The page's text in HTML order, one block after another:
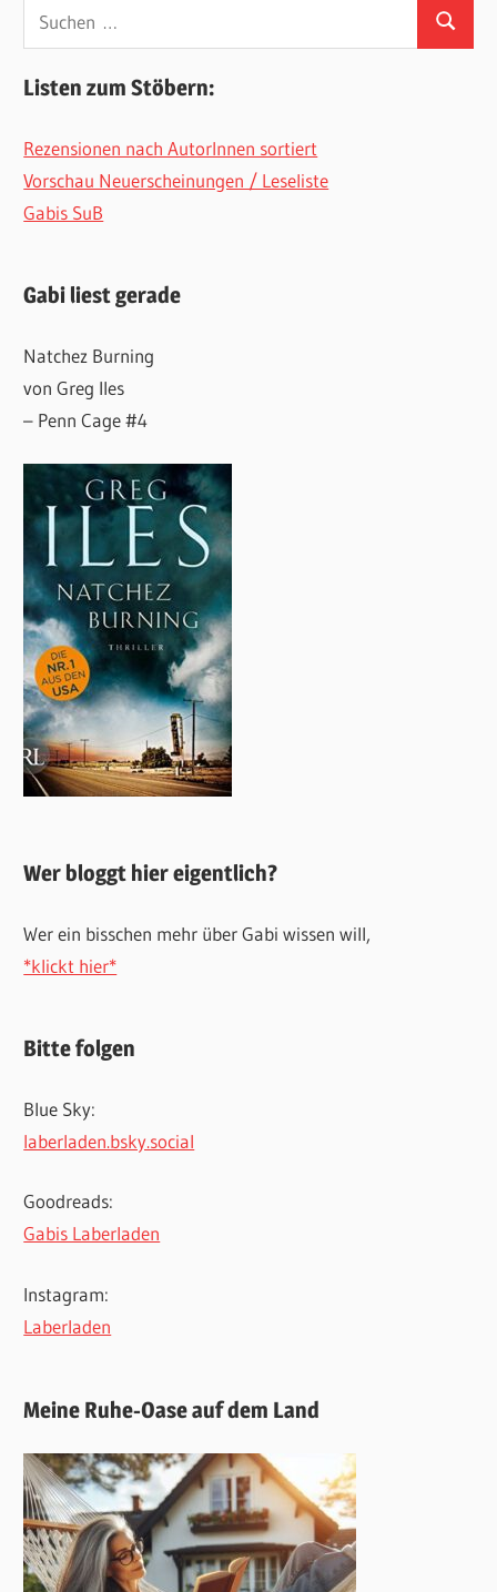
Suchen
Listen zum Stöbern:
Rezensionen nach AutorInnen sortiert
Vorschau Neuerscheinungen / Leseliste
Gabis SuB
Gabi liest gerade
Natchez Burning
von Greg Iles
– Penn Cage #4
Wer bloggt hier eigentlich?
Wer ein bisschen mehr über Gabi wissen will,
*klickt hier*
Bitte folgen
Blue Sky:
laberladen.bsky.social
Goodreads:
Gabis Laberladen
Instagram:
Laberladen
Meine Ruhe-Oase auf dem Land